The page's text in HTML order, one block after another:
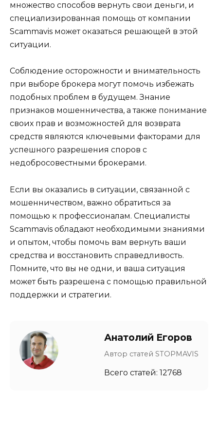
множество способов вернуть свои деньги, и
специализированная помощь от компании
Scammavis может оказаться решающей в этой
ситуации.
Соблюдение осторожности и внимательность
при выборе брокера могут помочь избежать
подобных проблем в будущем. Знание
признаков мошенничества, а также понимание
своих прав и возможностей для возврата
средств являются ключевыми факторами для
успешного разрешения споров с
недобросовестными брокерами.
Если вы оказались в ситуации, связанной с
мошенничеством, важно обратиться за
помощью к профессионалам. Специалисты
Scammavis обладают необходимыми знаниями
и опытом, чтобы помочь вам вернуть ваши
средства и восстановить справедливость.
Помните, что вы не одни, и ваша ситуация
может быть разрешена с помощью правильной
поддержки и стратегии.
Анатолий Егоров
Автор статей STOPMAVIS
Всего статей: 12768